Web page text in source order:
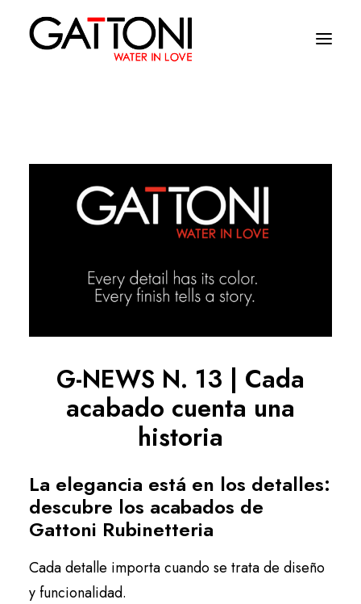
Ambientes
Productos
Acabados
Dònde comprar
Contacto
Español
G-NEWS N. 13 | Cada
acabado cuenta una
historia
La elegancia está en los detalles:
descubre los acabados de
Gattoni Rubinetteria
Cada detalle importa cuando se trata de diseño
y funcionalidad.